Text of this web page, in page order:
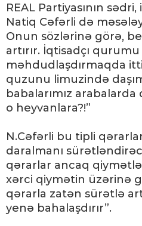
REAL Partiyasının
Natiq Cəfərli də
Onun sözlərinə görə,
artırır. İqtisadçı qurumu
məhdudlaşdırmaqda
quzunu limuzində
babalarımız arabalarda
o heyvanlara?!”
N.Cəfərli bu tipli
daralmanı
qərarlar ancaq
xərci qiymətin üzərinə
qərarla zatən sürətlə
yenə bahalaşdırır”.